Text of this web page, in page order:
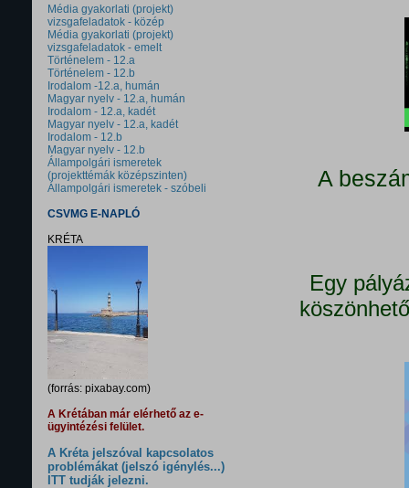
Média gyakorlati (projekt)
vizsgafeladatok - közép
Média gyakorlati (projekt)
vizsgafeladatok - emelt
Történelem - 12.a
Történelem - 12.b
Irodalom -12.a, humán
Magyar nyelv - 12.a, humán
Irodalom - 12.a, kadét
Magyar nyelv - 12.a, kadét
Irodalom - 12.b
Magyar nyelv - 12.b
Állampolgári ismeretek
(projekttémák középszinten)
Állampolgári ismeretek - szóbeli
CSVMG E-NAPLÓ
KRÉTA
(forrás: pixabay.com)
A Krétában már elérhető az e-
ügyintézési felület.
A Kréta jelszóval kapcsolatos
problémákat (jelszó igénylés...)
ITT tudják jelezni.
A
Egy